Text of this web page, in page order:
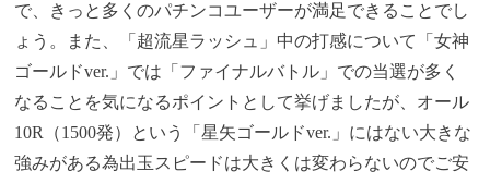
で、きっと多くのパチンコユーザーが満足できることでし
ょう。また、「超流星ラッシュ」中の打感について「女神
ゴールドver.」では「ファイナルバトル」での当選が多く
なることを気になるポイントとして挙げましたが、オール
10R（1500発）という「星矢ゴールドver.」にはない大きな
強みがある為出玉スピードは大きくは変わらないのでご安